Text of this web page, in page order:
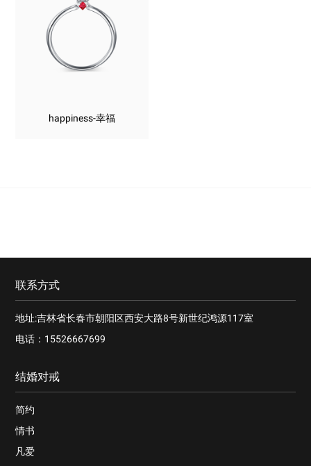
happiness-幸福
联系方式
地址:吉林省长春市朝阳区西安大路8号新世纪鸿源117室
电话：15526667699
结婚对戒
简约
情书
凡爱